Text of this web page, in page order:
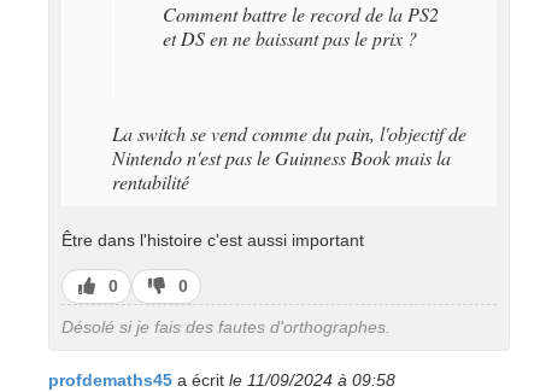
Comment battre le record de la PS2
et DS en ne baissant pas le prix ?
La switch se vend comme du pain, l'objectif de
Nintendo n'est pas le Guinness Book mais la
rentabilité
Être dans l'histoire c'est aussi important
J’aime
0
J’aime
pas
0
Désolé si je fais des fautes d'orthographes.
profdemaths45 a écrit le 11/09/2024 à 09:58